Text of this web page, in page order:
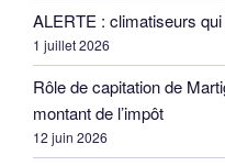
ALERTE : climatiseurs
1 juillet 2026
Rôle de capitation de
montant de l’impôt
12 juin 2026